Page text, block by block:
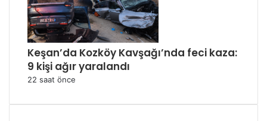
Keşan’da Kozköy Kavşağı’nda feci kaza:
9 kişi ağır yaralandı
22 saat önce